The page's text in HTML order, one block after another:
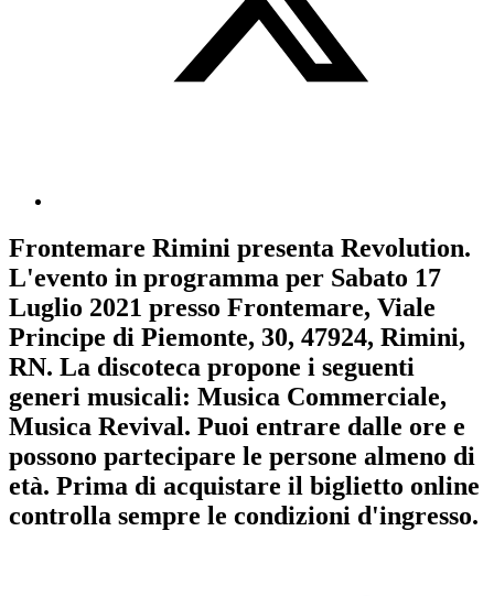
Frontemare Rimini presenta Revolution.
L'evento in programma per Sabato 17
Luglio 2021 presso Frontemare, Viale
Principe di Piemonte, 30, 47924, Rimini,
RN. La discoteca propone i seguenti
generi musicali: Musica Commerciale,
Musica Revival. Puoi entrare dalle ore e
possono partecipare le persone almeno di
età. Prima di acquistare il biglietto online
controlla sempre le condizioni d'ingresso.